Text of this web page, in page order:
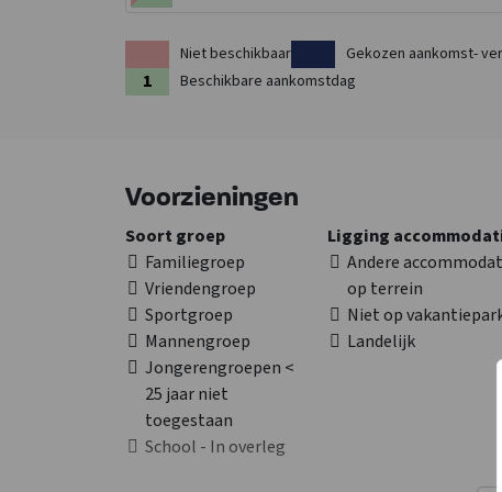
Niet beschikbaar Gekozen aankomst-
Beschikbare aankomstdag
Voorzieningen
Ligging
Andere
op terrein
Niet op
Landelijk
Soort groep
Familiegroep
Vriendengroep
Sportgroep
Mannengroep
Jongerengroepen <
25 jaar niet
toegestaan
School - In overleg